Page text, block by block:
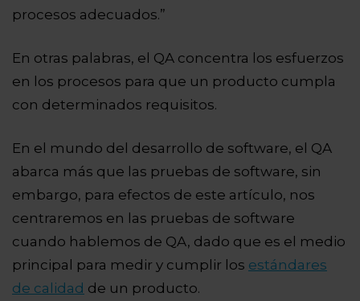
procesos adecuados.”
En otras palabras, el QA concentra los esfuerzos
en los procesos para que un producto cumpla
con determinados requisitos.
En el mundo del desarrollo de software, el QA
abarca más que las pruebas de software, sin
embargo, para efectos de este artículo, nos
centraremos en las pruebas de software
cuando hablemos de QA, dado que es el medio
principal para medir y cumplir los estándares
de calidad de un producto.